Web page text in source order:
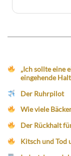
„Ich sollte eine
eingehende
Der Ruhrpilot
Wie viele
Der Rückhalt
Kitsch und Tod